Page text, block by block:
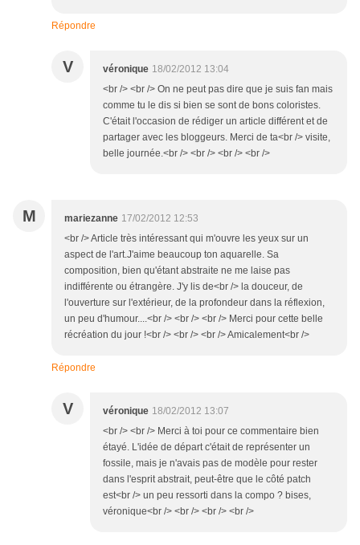
Répondre
V véronique 18/02/2012 13:04
<br /> <br /> On ne peut pas dire que je suis fan mais
comme tu le dis si bien se sont de bons coloristes.
C'était l'occasion de rédiger un article différent et de
partager avec les bloggeurs. Merci de ta<br /> visite,
belle journée.<br /> <br /> <br /> <br />
M mariezanne 17/02/2012 12:53
<br /> Article très intéressant qui m'ouvre les yeux sur un
aspect de l'art.J'aime beaucoup ton aquarelle. Sa
composition, bien qu'étant abstraite ne me laise pas
indifférente ou étrangère. J'y lis de<br /> la douceur, de
l'ouverture sur l'extérieur, de la profondeur dans la réflexion,
un peu d'humour....<br /> <br /> <br /> Merci pour cette belle
récréation du jour !<br /> <br /> <br /> Amicalement<br />
Répondre
V véronique 18/02/2012 13:07
<br /> <br /> Merci à toi pour ce commentaire bien
étayé. L'idée de départ c'était de représenter un
fossile, mais je n'avais pas de modèle pour rester
dans l'esprit abstrait, peut-être que le côté patch
est<br /> un peu ressorti dans la compo ? bises,
véronique<br /> <br /> <br /> <br />